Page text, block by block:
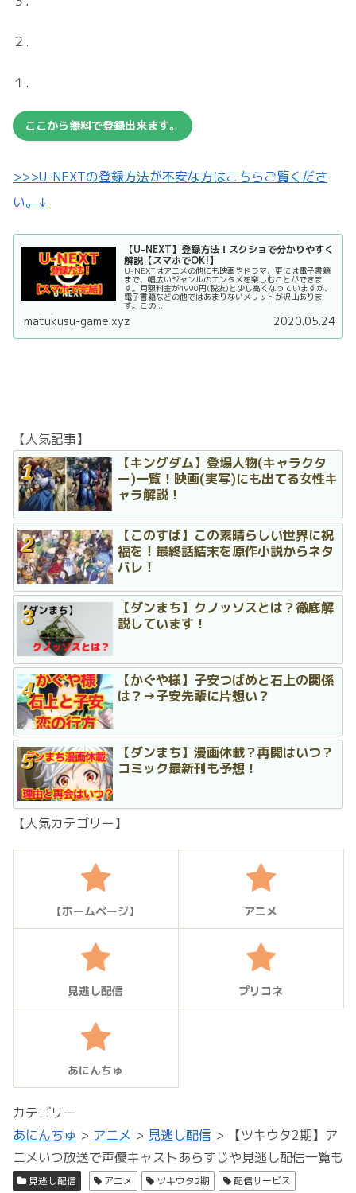
２.
１.
ここから無料で登録出来ます。
>>>U-NEXTの登録方法が不安な方はこちらご覧くださ
い。↓
【U-NEXT】登録方法！スクショで分かりやすく
解説【スマホでOK!】
U-NEXTはアニメの他にも映画やドラマ、更には電子書籍
まで、幅広いジャンルのエンタメを楽しむことができま
す。月額料金が1990円(税抜)と少し高くなっていますが、
電子書籍などの他ではあまりないメリットが沢山ありま
す。この...
matukusu-game.xyz 2020.05.24
【人気記事】
【キングダム】登場人物(キャラクタ
ー)一覧！映画(実写)にも出てる女性キ
ャラ解説！
【このすば】この素晴らしい世界に祝
福を！最終話結末を原作小説からネタ
バレ！
【ダンまち】クノッソスとは？徹底解
説しています！
【かぐや様】子安つばめと石上の関係
は？→子安先輩に片想い？
【ダンまち】漫画休載？再開はいつ？
コミック最新刊も予想！
【人気カテゴリー】
【ホームページ】 アニメ
見逃し配信 プリコネ
あにんちゅ
カテゴリー
あにんちゅ > アニメ > 見逃し配信 >
【ツキウタ2期】ア
ニメいつ放送で声優キャストあらすじや見逃し配信一覧も
見逃し配信 アニメ ツキウタ2期 配信サービス